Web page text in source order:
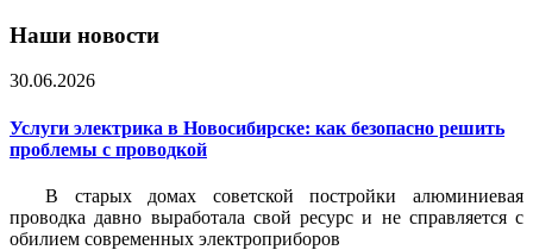
Наши новости
30.06.2026
Услуги электрика в Новосибирске: как безопасно решить
проблемы с проводкой
В старых домах советской постройки алюминиевая
проводка давно выработала свой ресурс и не справляется с
обилием современных электроприборов